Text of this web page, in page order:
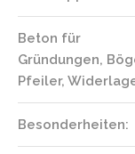
Beton für
Gründungen,
Pfeiler,
Besonderheiten: